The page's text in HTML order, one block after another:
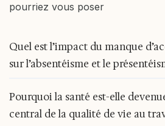
pourriez vous poser
Quel est l’impact du manque
sur l’absentéisme et le
Quand les soins sont retardés,
travail ont tendance à être plus
longs. Une affection bénigne
Pourquoi la santé est-elle
central de la qualité de vie au